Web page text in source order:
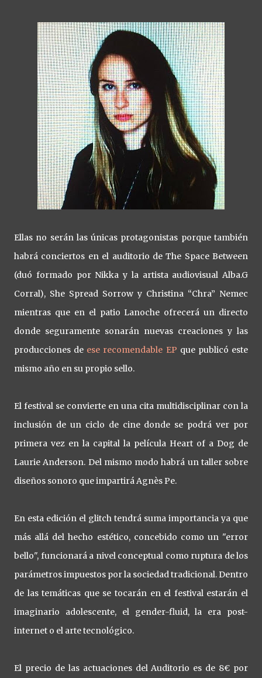
Ellas no serán las únicas protagonistas porque también
habrá conciertos en el auditorio de The Space Between
(duó formado por Nikka y la artista audiovisual Alba.G
Corral), She Spread Sorrow y Christina “Chra” Nemec
mientras que en el patio Lanoche ofrecerá un directo
donde seguramente sonarán nuevas creaciones y las
producciones de ese recomendable EP que publicó este
mismo año en su propio sello.
El festival se convierte en una cita multidisciplinar con la
inclusión de un ciclo de cine donde se podrá ver por
primera vez en la capital la película Heart of a Dog de
Laurie Anderson. Del mismo modo habrá un taller sobre
diseños sonoro que impartirá Agnès Pe.
En esta edición el glitch tendrá suma importancia ya que
más allá del hecho estético, concebido como un "error
bello", funcionará a nivel conceptual como ruptura de los
parámetros impuestos por la sociedad tradicional. Dentro
de las temáticas que se tocarán en el festival estarán el
imaginario adolescente, el gender-fluid, la era post-
internet o el arte tecnológico.
El precio de las actuaciones del Auditorio es de 8€ por